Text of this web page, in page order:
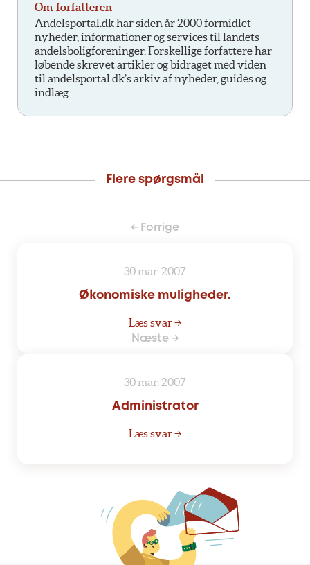
Om forfatteren
Andelsportal.dk har siden år 2000 formidlet
nyheder, informationer og services til landets
andelsboligforeninger. Forskellige forfattere har
løbende skrevet artikler og bidraget med viden
til andelsportal.dk’s arkiv af nyheder, guides og
indlæg.
Flere spørgsmål
← Forrige
30 mar. 2007
Økonomiske muligheder.
Læs svar →
Næste →
30 mar. 2007
Administrator
Læs svar →